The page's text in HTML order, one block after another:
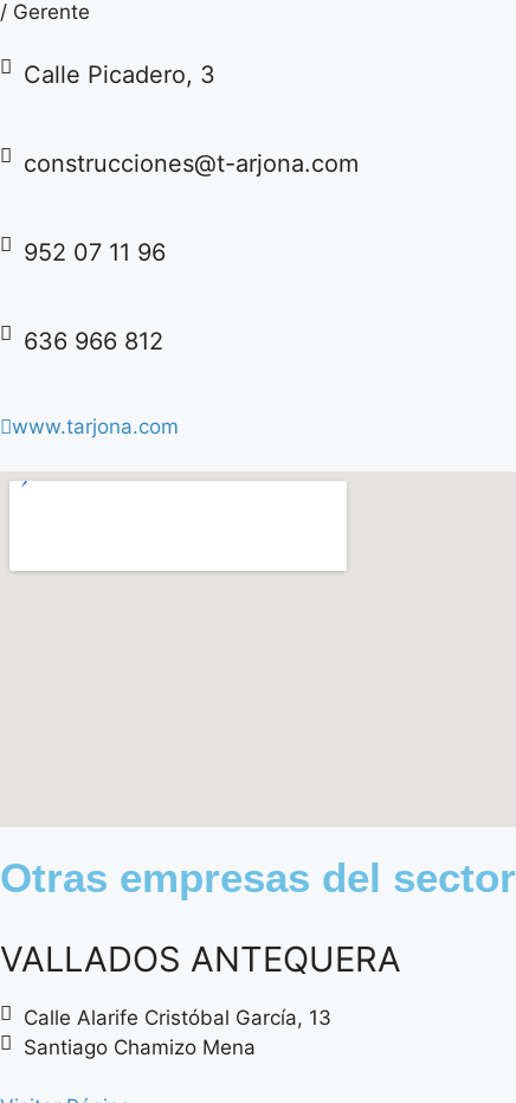
/ Gerente
Calle Picadero, 3
construcciones@t-arjona.com
952 07 11 96
636 966 812
www.tarjona.com
Otras empresas del sector
VALLADOS ANTEQUERA
Calle Alarife Cristóbal García, 13
Santiago Chamizo Mena